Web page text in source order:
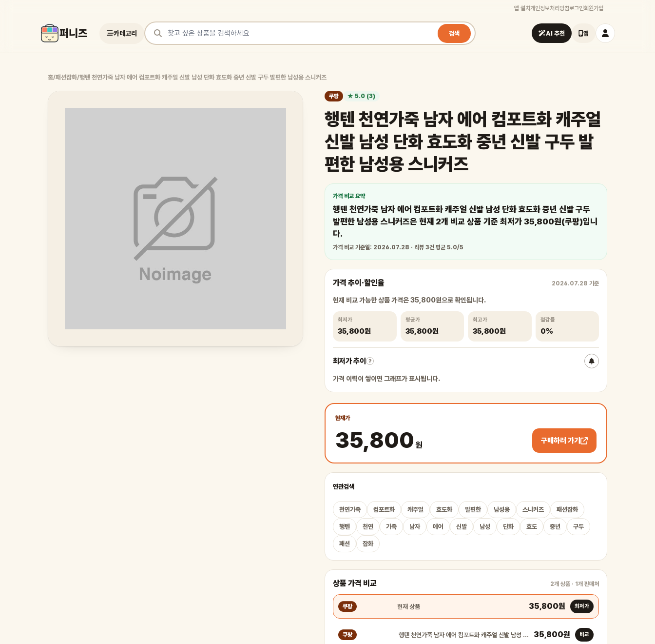
앱 설치 개인정보처리방침로그인회원가입
퍼니즈 카테고리
상품 검색
검색 AI 추천 앱
홈/패션잡화/행텐 천연가죽 남자 에어 컴포트화 캐주얼 신발 남성 단화 효도화 중년 신발 구두 발편한 남성용 스니커즈
쿠팡 ★ 5.0 (3)
행텐 천연가죽 남자 에어 컴포트화 캐주얼
신발 남성 단화 효도화 중년 신발 구두 발
편한 남성용 스니커즈
가격 비교 요약
행텐 천연가죽 남자 에어 컴포트화 캐주얼 신발 남성 단화 효도화 중년 신발 구두
발편한 남성용 스니커즈은 현재 2개 비교 상품 기준 최저가 35,800원(쿠팡)입니
다.
가격 비교 기준일: 2026.07.28 · 리뷰 3건 평균 5.0/5
가격 추이·할인율 2026.07.28 기준
현재 비교 가능한 상품 가격은 35,800원으로 확인됩니다.
최저가
35,800원
평균가
35,800원
최고가
35,800원
절감률
0%
최저가 추이 ?
가격 이력이 쌓이면 그래프가 표시됩니다.
현재가
35,800 원 구매하러 가기
연관검색
천연가죽 컴포트화 캐주얼 효도화 발편한 남성용 스니커즈 패션잡화
행텐 천연 가죽 남자 에어 신발 남성 단화 효도 중년 구두
패션 잡화
상품 가격 비교 2개 상품 · 1개 판매처
쿠팡 현재 상품 35,800원 최저가
쿠팡 행텐 천연가죽 남자 에어 컴포트화 캐주얼 신발 남성 단화 효… 35,800원 비교